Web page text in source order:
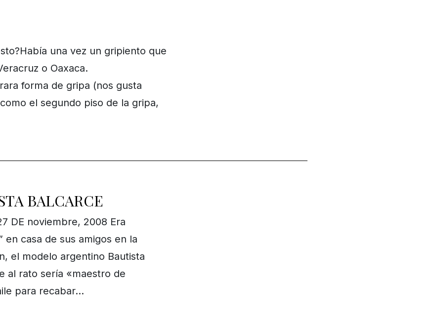
una vez un gripiento que
o Oaxaca.
forma de gripa (nos gusta
el segundo piso de la gripa,
BALCARCE
DE noviembre, 2008 Era
en casa de sus amigos en la
el modelo argentino Bautista
al rato sería «maestro de
para recabar…